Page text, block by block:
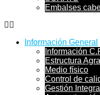
Embalses
Información General
Información
Estructura
Medio físico
Control de
Gestión Integral